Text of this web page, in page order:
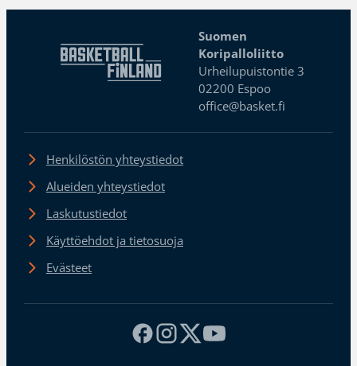
Suomen
Koripalloliitto
Urheilupuistontie 3
02200 Espoo
office@basket.fi
Henkilöstön yhteystiedot
Alueiden yhteystiedot
Laskutustiedot
Käyttöehdot ja tietosuoja
Evästeet